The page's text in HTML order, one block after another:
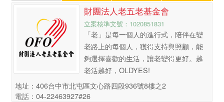
財團法人老五老基金會
立案核準文號：1020851831
「老」是每一個人的進行式，陪伴在變
老路上的每個人，獲得支持與照顧，能
夠選擇喜歡的生活，讓老變得更好。越
老活越好，OLDYES!
地址：406台中市北屯區文心路四段936號8樓之2
電話：04-22463927#26